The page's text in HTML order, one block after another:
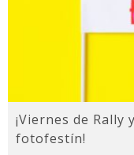
¡Viernes de Rally
fotofestín!